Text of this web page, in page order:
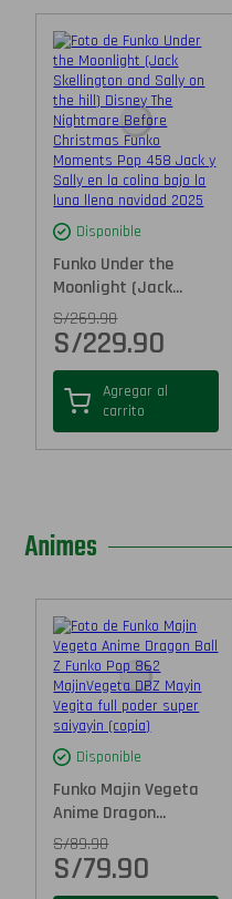
Disponible
Funko Under the
Moonlight (Jack...
S/269.90
S/229.90
Agregar al
carrito
Animes
Disponible
Funko Majin Vegeta
Anime Dragon...
S/89.90
S/79.90